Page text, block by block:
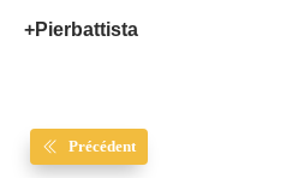
+Pierbattista
Précédent